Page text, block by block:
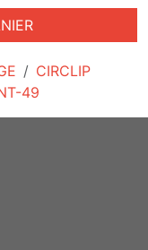
CIRCLIP
49